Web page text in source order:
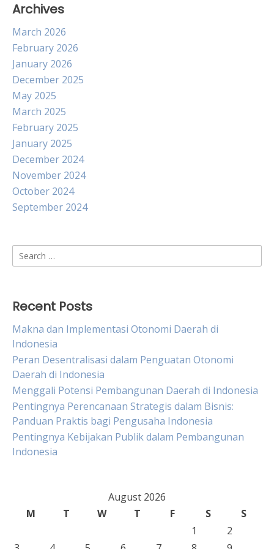
Archives
March 2026
February 2026
January 2026
December 2025
May 2025
March 2025
February 2025
January 2025
December 2024
November 2024
October 2024
September 2024
Search
for:
Recent Posts
Makna dan Implementasi Otonomi Daerah di
Indonesia
Peran Desentralisasi dalam Penguatan Otonomi
Daerah di Indonesia
Menggali Potensi Pembangunan Daerah di Indonesia
Pentingnya Perencanaan Strategis dalam Bisnis:
Panduan Praktis bagi Pengusaha Indonesia
Pentingnya Kebijakan Publik dalam Pembangunan
Indonesia
August 2026
M
T W T F S
S
1
2